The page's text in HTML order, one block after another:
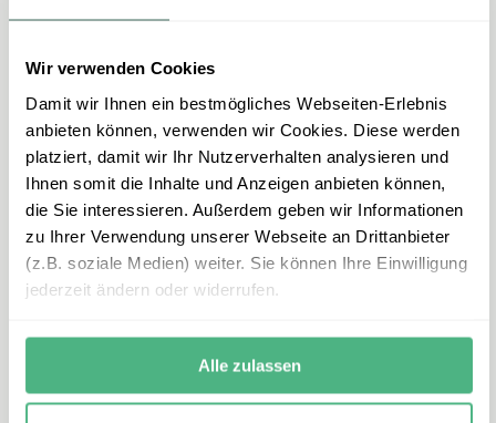
Wir verwenden Cookies
Damit wir Ihnen ein bestmögliches Webseiten-Erlebnis
anbieten können, verwenden wir Cookies. Diese werden
platziert, damit wir Ihr Nutzerverhalten analysieren und
Ihnen somit die Inhalte und Anzeigen anbieten können,
die Sie interessieren. Außerdem geben wir Informationen
zu Ihrer Verwendung unserer Webseite an Drittanbieter
(z.B. soziale Medien) weiter. Sie können Ihre Einwilligung
jederzeit ändern oder widerrufen.
Alle zulassen
E-Mail
malaysia@erlebe.de
Montag – Freitag:
und nach individueller